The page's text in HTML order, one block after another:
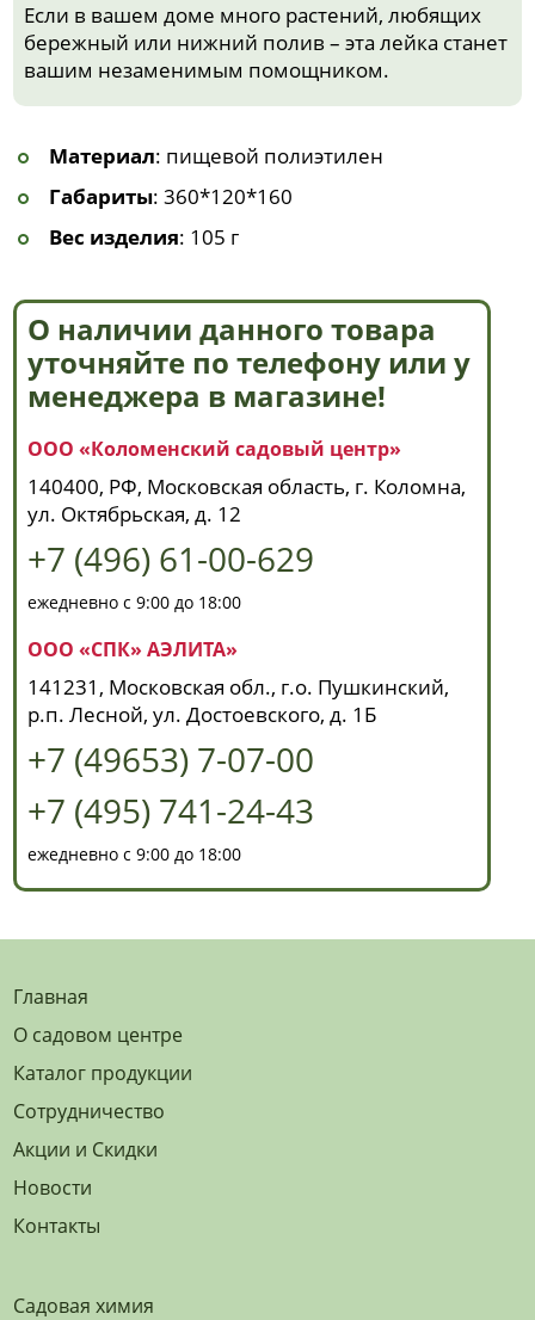
Если в вашем доме много растений, любящих
бережный или нижний полив – эта лейка станет
вашим незаменимым помощником.
Материал: пищевой полиэтилен
Габариты: 360*120*160
Вес изделия: 105 г
О наличии данного товара
уточняйте по телефону или у
менеджера в магазине!
ООО «Коломенский садовый центр»
140400, РФ, Московская область, г. Коломна,
ул. Октябрьская, д. 12
+7 (496) 61-00-629
ежедневно с 9:00 до 18:00
ООО «СПК» АЭЛИТА»
141231, Московская обл., г.о. Пушкинский,
р.п. Лесной, ул. Достоевского, д. 1Б
+7 (49653) 7-07-00
+7 (495) 741-24-43
ежедневно с 9:00 до 18:00
Главная
О садовом центре
Каталог продукции
Сотрудничество
Акции и Скидки
Новости
Контакты
Садовая химия